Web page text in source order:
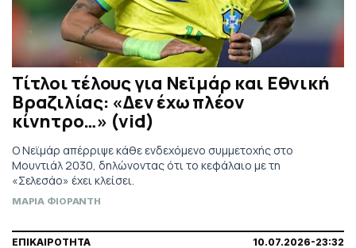
Τίτλοι τέλους για Νεϊμάρ και Εθνική
Βραζιλίας: «Δεν έχω πλέον
κίνητρο…» (vid)
Ο Νεϊμάρ απέρριψε κάθε ενδεχόμενο συμμετοχής στο
Μουντιάλ 2030, δηλώνοντας ότι το κεφάλαιο με τη
«Σελεσάο» έχει κλείσει.
ΜΑΡΙΑ ΦΙΟΡΑΝΤΗ
ΕΠΙΚΑΙΡΟΤΗΤΑ 10.07.2026-23:32